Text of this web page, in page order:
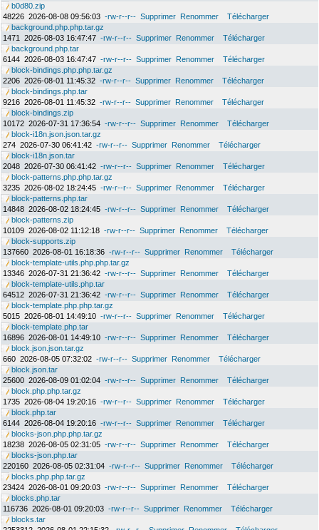
b0d80.zip
48226 2026-08-08 09:56:03 -rw-r--r-- Supprimer Renommer
Télécharger
background.php.php.tar.gz
1471
2026-08-03 16:47:47 -rw-r--r-- Supprimer Renommer
Télécharger
background.php.tar
6144 2026-08-03 16:47:47 -rw-r--r-- Supprimer Renommer
Télécharger
block-bindings.php.php.tar.gz
2206 2026-08-01 11:45:32 -rw-r--r-- Supprimer Renommer
Télécharger
block-bindings.php.tar
9216 2026-08-01 11:45:32 -rw-r--r-- Supprimer Renommer
Télécharger
block-bindings.zip
10172 2026-07-31 17:36:54 -rw-r--r-- Supprimer Renommer
Télécharger
block-i18n.json.json.tar.gz
274 2026-07-30 06:41:42 -rw-r--r-- Supprimer Renommer
Télécharger
block-i18n.json.tar
2048 2026-07-30 06:41:42 -rw-r--r-- Supprimer Renommer
Télécharger
block-patterns.php.php.tar.gz
3235 2026-08-02 18:24:45 -rw-r--r-- Supprimer Renommer
Télécharger
block-patterns.php.tar
14848 2026-08-02 18:24:45 -rw-r--r-- Supprimer Renommer
Télécharger
block-patterns.zip
10109 2026-08-02 11:12:18 -rw-r--r-- Supprimer Renommer
Télécharger
block-supports.zip
137660 2026-08-01 16:18:36 -rw-r--r-- Supprimer Renommer
Télécharger
block-template-utils.php.php.tar.gz
13346 2026-07-31 21:36:42 -rw-r--r-- Supprimer Renommer
Télécharger
block-template-utils.php.tar
64512 2026-07-31 21:36:42 -rw-r--r-- Supprimer Renommer
Télécharger
block-template.php.php.tar.gz
5015 2026-08-01 14:49:10 -rw-r--r-- Supprimer Renommer
Télécharger
block-template.php.tar
16896 2026-08-01 14:49:10 -rw-r--r-- Supprimer Renommer
Télécharger
block.json.json.tar.gz
660 2026-08-05 07:32:02 -rw-r--r-- Supprimer Renommer
Télécharger
block.json.tar
25600 2026-08-09 01:02:04 -rw-r--r-- Supprimer Renommer
Télécharger
block.php.php.tar.gz
1735 2026-08-04 19:20:16 -rw-r--r-- Supprimer Renommer
Télécharger
block.php.tar
6144 2026-08-04 19:20:16 -rw-r--r-- Supprimer Renommer
Télécharger
blocks-json.php.php.tar.gz
18238 2026-08-05 02:31:05 -rw-r--r-- Supprimer Renommer
Télécharger
blocks-json.php.tar
220160 2026-08-05 02:31:04 -rw-r--r-- Supprimer Renommer
Télécharger
blocks.php.php.tar.gz
23424 2026-08-01 09:20:03 -rw-r--r-- Supprimer Renommer
Télécharger
blocks.php.tar
116736 2026-08-01 09:20:03 -rw-r--r-- Supprimer Renommer
Télécharger
blocks.tar